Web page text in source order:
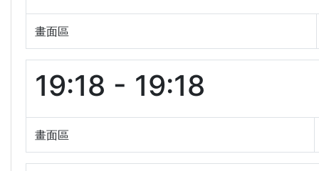
畫面區
19:18 - 19:18
畫面區